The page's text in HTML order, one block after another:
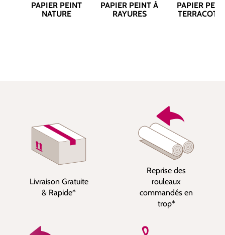
PAPIER PEINT
NATURE
PAPIER PEINT À
RAYURES
PAPIER
Livraison Gratuite
& Rapide*
Reprise des
rouleaux
commandés en
trop*